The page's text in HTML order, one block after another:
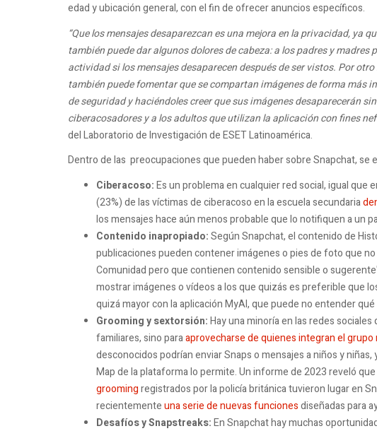
edad y ubicación general, con el fin de ofrecer anuncios específicos.
“Que los mensajes desaparezcan es una mejora en la privacidad, ya
también puede dar algunos dolores de cabeza: a los padres y
actividad si los mensajes desaparecen después de ser vistos. Por
también puede fomentar que se compartan imágenes de forma más
de seguridad y haciéndoles creer que sus imágenes desaparecerán
ciberacosadores y a los adultos que utilizan la aplicación con fines
del Laboratorio de Investigación de ESET Latinoamérica.
Dentro de las preocupaciones que pueden haber sobre Snapchat, se
Ciberacoso:Es un problema en cualquier red social, igual que
(23%) de las víctimas de ciberacoso en la escuela secundaria
los mensajes hace aún menos probable que lo notifiquen a un
Contenido inapropiado:Según Snapchat, el contenido de
publicaciones pueden contener imágenes o pies de foto que
Comunidad pero que contienen contenido sensible o
mostrar imágenes o vídeos a los que quizás es preferible que
quizá mayor con la aplicación MyAI, que puede no entender
Grooming y sextorsión:Hay una minoría en las redes
familiares, sino paraaprovecharse de quienes integran el grupo
desconocidos podrían enviar Snaps o mensajes a niños y
Map de la plataforma lo permite. Un informe de 2023 reveló
groomingregistrados por la policía británica tuvieron lugar en
recientementeuna serie de nuevas funcionesdiseñadas para
Desafíos y Snapstreaks:En Snapchat hay muchas